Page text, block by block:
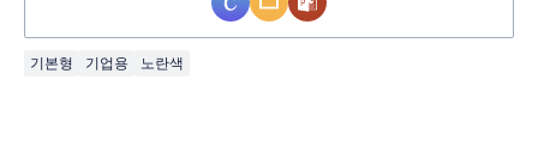
기본형 기업용 노란색